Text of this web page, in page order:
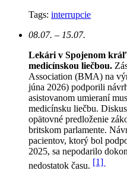
Tags: interrupcie
08.07. – 15.07.
Lekári v Spojenom
medicínskou liečbou.
Association (BMA) na
júna 2026) podporili
asistovanom umieraní
medicínsku liečbu.
opätovné predloženie
britskom parlamente.
pacientov, ktorý bol
2025, sa nepodarilo
nedostatok času. [1]